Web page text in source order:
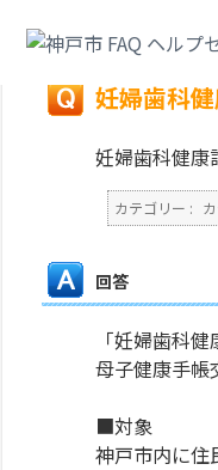
戻る
妊婦歯科
妊婦歯科健康
カテゴリー :
回答
「妊婦歯科
母子健康手帳
■対象
神戸市内に住